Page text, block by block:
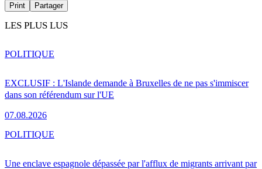
Print Partager
LES PLUS LUS
EXCLUSIF : L'Islande demande à Bruxelles de ne pas s'immiscer
dans son référendum sur l'UE
07.08.2026
POLITIQUE
Une enclave espagnole dépassée par l'afflux de migrants arrivant par
POLITIQUE